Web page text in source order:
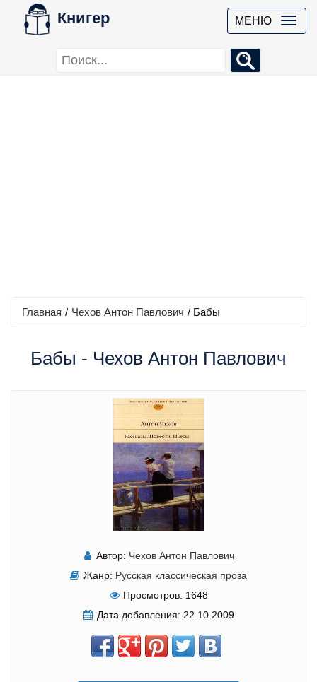
Книгер МЕНЮ
Главная / Чехов Антон Павлович / Бабы
Бабы - Чехов Антон Павлович
Автор: Чехов Антон Павлович
Жанр: Русская классическая проза
Просмотров: 1648
Дата добавления: 22.10.2009